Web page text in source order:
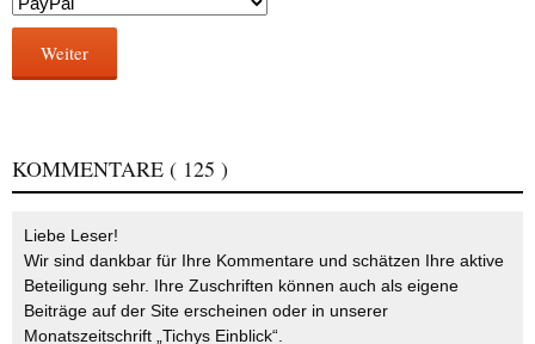
Weiter
KOMMENTARE ( 125 )
Liebe Leser!
Wir sind dankbar für Ihre Kommentare und schätzen Ihre aktive
Beteiligung sehr. Ihre Zuschriften können auch als eigene
Beiträge auf der Site erscheinen oder in unserer
Monatszeitschrift „Tichys Einblick“.